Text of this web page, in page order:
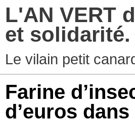
L'AN VERT
et solidarité.
Le vilain petit
Farine
d’euros